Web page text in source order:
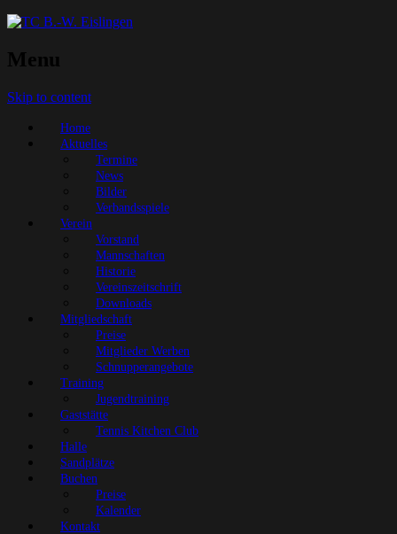
Menu
Skip to content
Home
Aktuelles
Termine
News
Bilder
Verbandsspiele
Verein
Vorstand
Mannschaften
Historie
Vereinszeitschrift
Downloads
Mitgliedschaft
Preise
Mitglieder Werben
Schnupperangebote
Training
Jugendtraining
Gaststätte
Tennis Kitchen Club
Halle
Sandplätze
Buchen
Preise
Kalender
Kontakt